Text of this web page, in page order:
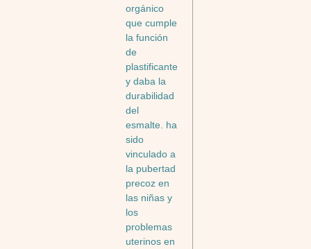
orgánico
que cumple
la función
de
plastificante
y daba la
durabilidad
del
esmalte. ha
sido
vinculado a
la pubertad
precoz en
las niñas y
los
problemas
uterinos en